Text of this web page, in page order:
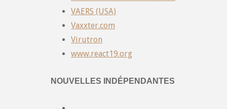
VAERS (USA)
Vaxxter.com
Virutron
www.react19.org
NOUVELLES INDÉPENDANTES